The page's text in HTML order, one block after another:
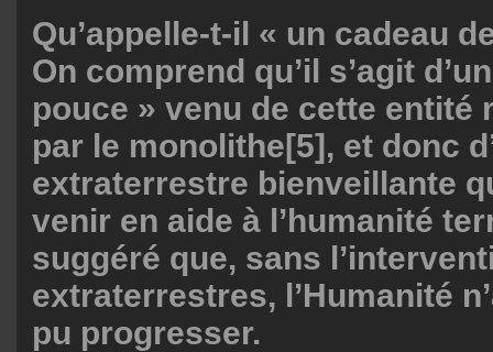
Qu’appelle-t-il « un cadeau
On comprend qu’il s’agit
pouce » venu de cette entité
par le monolithe[5], et donc
extraterrestre bienveillante
venir en aide à l’humanité
suggéré que, sans
extraterrestres, l’Humanité
pu progresser.